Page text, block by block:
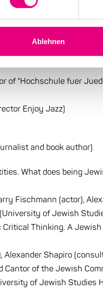
Ablehnen
in Germany today
of "Hochschule fuer
Enjoy Jazz)
and book author)
What does being
Fischmann (actor),
of Jewish
Thinking. A
Alexander Shapiro
Cantor of the Jewish
of Jewish Studies